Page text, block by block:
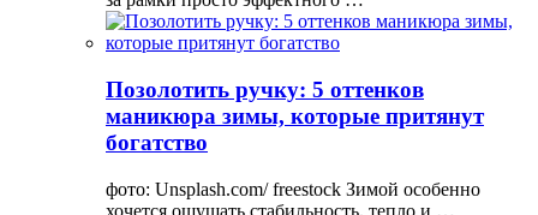
Позолотить ручку: 5 оттенков
маникюра зимы, которые притянут
богатство
фото: Unsplash.com/ freestock Зимой особенно
хочется ощущать стабильность, тепло и …